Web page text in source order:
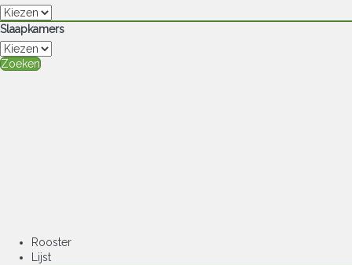
Slaapkamers
Zoeken
Rooster
Lijst